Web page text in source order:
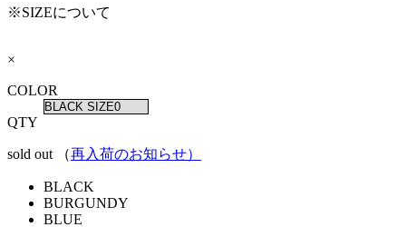
※SIZEについて
×
COLOR
QTY
sold out （再入荷のお知らせ）
BLACK
BURGUNDY
BLUE